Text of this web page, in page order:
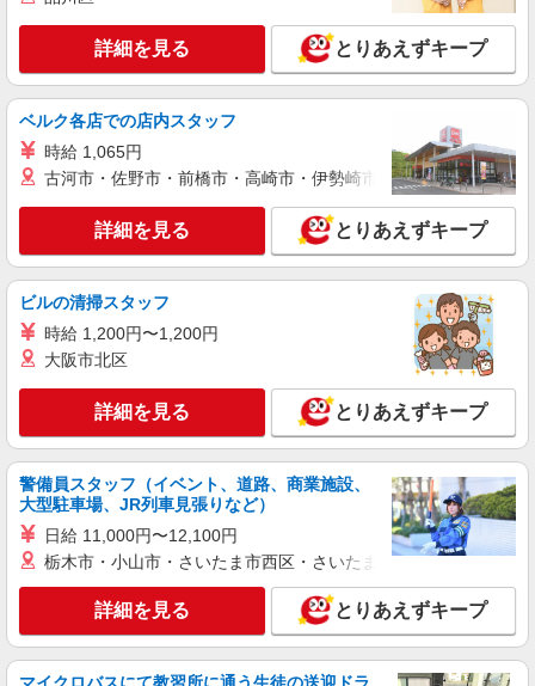
パーソルテンプスタッフ株式会社 中部コーディネートセンター一課
（岐阜）/26-0603917
［岐阜駅/土日祝休］コツコツ入力など◎サポ
時給1300円
岐阜県岐阜市／最寄駅：岐阜駅、名鉄岐阜駅
※駅からすぐで通いやすい♪ ≪車通勤可≫ ※車
通勤ご希望の場合は民間駐車場を手配してくださ
い。
キープ 詳細を見る
派遣社員
パーソルテンプスタッフ株式会社 中部コーディネートセンター一課
［茶所駅×無料駐車場あり］部品メーカーで営
業サポート＜月収21万円↑＞
時給1350円
岐阜県岐阜市／最寄駅：茶所駅、加納（岐阜
県）駅 駅から徒歩圏内♪無料駐車場もあるから
車通勤にも便利★ ≪車通勤可≫ 無料駐車場の利
用が可能です
キープ 詳細を見る
パーソルテンプスタッフ株式会社 中部コーディネートセンター一課
（岐阜）/26-0413073
詳細を見る とりあえずキープ
ベルク各店での店内スタッフ
時給 1,065円
古河市・佐野市・前橋市・高崎市・伊勢崎市・太田市・館林市
詳細を見る とりあえずキープ
ビルの清掃スタッフ
時給 1,200円〜1,200円
大阪市北区
詳細を見る とりあえずキープ
警備員スタッフ（イベント、道路、商業施設、
大型駐車場、JR列車見張りなど）
日給 11,000円〜12,100円
栃木市・小山市・さいたま市西区・さいたま市岩槻区・久喜市・
詳細を見る とりあえずキープ